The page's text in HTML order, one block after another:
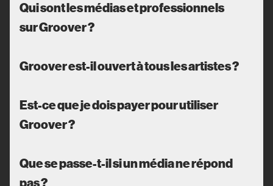
Qui sont les médias et professionnels
sur Groover ?
Groover est-il ouvert à tous les artistes ?
Est-ce que je dois payer pour utiliser
Groover ?
Que se passe-t-il si un média ne répond
pas ?